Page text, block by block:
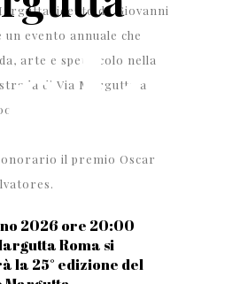
ideato da Giovanni
evento annuale che
arte e spettacolo nella
di Via Margutta a
il premio Oscar
2026 ore 20:00
Roma si
la 25° edizione del